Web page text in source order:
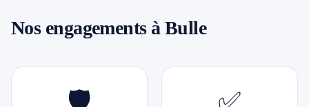
Nos engagements à Bulle